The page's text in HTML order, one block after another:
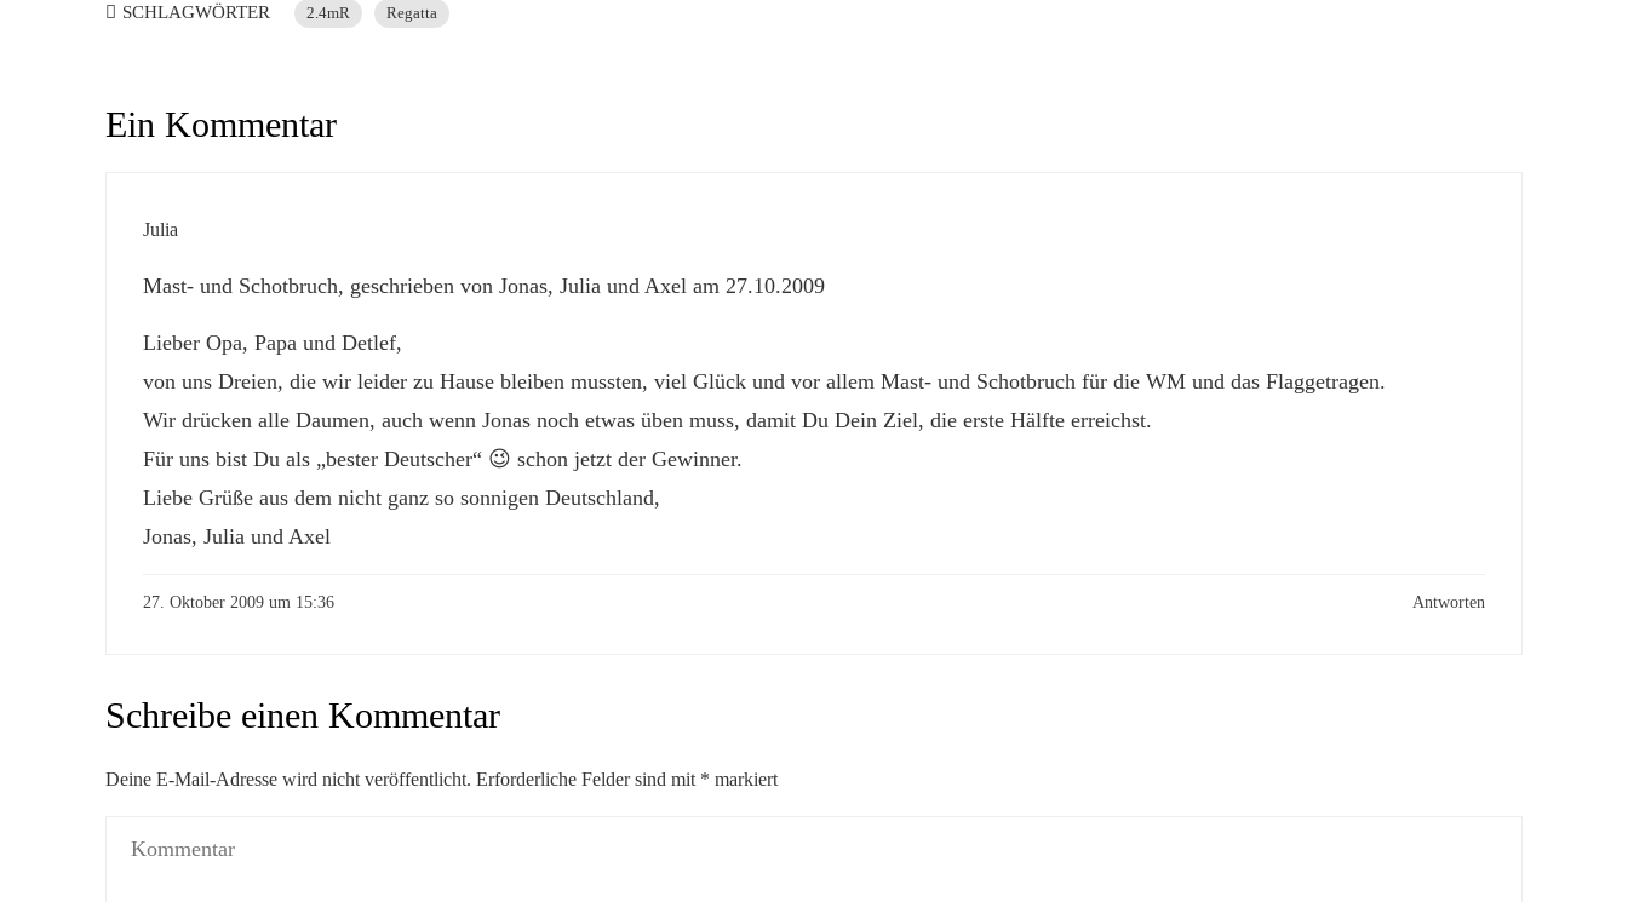
SCHLAGWÖRTER 2.4mR Regatta
Ein Kommentar
Julia
Mast- und Schotbruch, geschrieben von Jonas, Julia und Axel am 27.10.2009
Lieber Opa, Papa und Detlef,
von uns Dreien, die wir leider zu Hause bleiben mussten, viel Glück und vor allem Mast- und Schotbruch für die WM und das Flaggetragen.
Wir drücken alle Daumen, auch wenn Jonas noch etwas üben muss, damit Du Dein Ziel, die erste Hälfte erreichst.
Für uns bist Du als „bester Deutscher“ 😉 schon jetzt der Gewinner.
Liebe Grüße aus dem nicht ganz so sonnigen Deutschland,
Jonas, Julia und Axel
27. Oktober 2009 um 15:36 Antworten
Schreibe einen Kommentar
Deine E-Mail-Adresse wird nicht veröffentlicht. Erforderliche Felder sind mit * markiert